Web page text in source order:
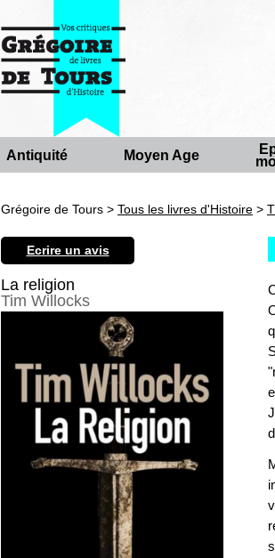
Antiquité Moyen Age
Grégoire de Tours > Tous les livres d'Histoire >
Ecrire un avis
La religion
Tim Willocks